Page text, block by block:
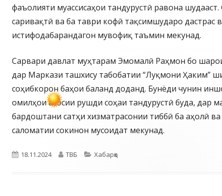
фаъолияти муассисаҳои тандурустӣ равона
саривақтӣ ва ба таври кофӣ тақсимшударо дастрас
истифодабарандагон мувофиқ таъмин мекунад.
Сарвари давлат муҳтарам Эмомалӣ Раҳмон бо
дар Маркази ташхису табобатии “Луқмони Ҳаким”
соҳибкорон баҳои баланд доданд. Бунёди чунин
омилҳои асосии рушди соҳаи тандурустӣ буда, дар
бардоштани сатҳи хизматрасонии тиббӣ ба аҳолӣ
саломатии сокинон мусоидат мекунад.
Опубликовано
18.11.2024 Автор
ТВБ Рубрики
Хабарҳо